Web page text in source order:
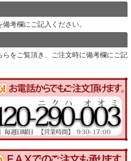
考欄にご記入ください。
らをご覧頂き、ご注文時に備考欄にご記